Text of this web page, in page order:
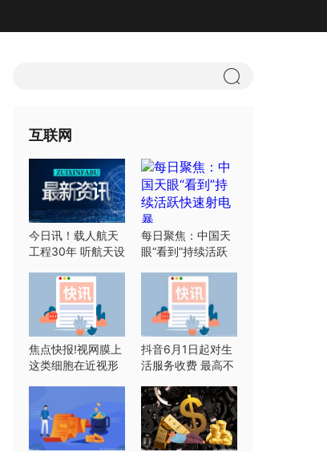
互联网
今日讯！载人航天
工程30年 听航天设
每日聚焦：中国天
眼“看到”持续活跃
焦点快报!视网膜上
这类细胞在近视形
抖音6月1日起对生
活服务收费 最高不